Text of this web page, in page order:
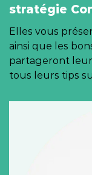
stratégie
Elles vous
ainsi que les
partageront
tous leurs tips